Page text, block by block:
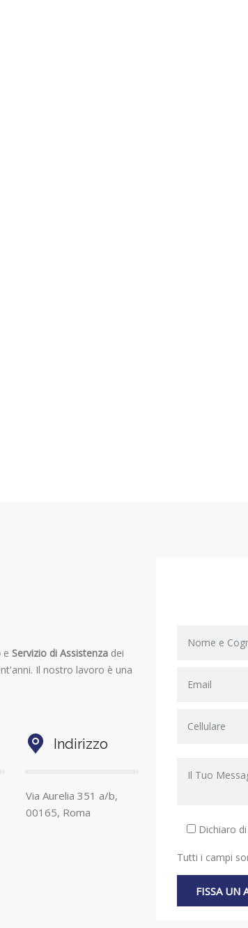
e Servizio di Assistenza dei
Il nostro lavoro è una
Indirizzo
Via Aurelia 351 a/b,
00165, Roma
Dichiaro
Tutti i campi